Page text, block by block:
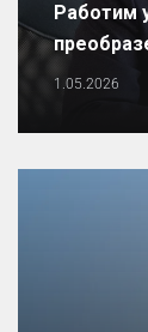
Работим
1.05.2026